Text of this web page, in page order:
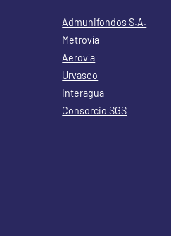
Admunifondos S.A.
Metrovía
Aerovía
Urvaseo
Interagua
Consorcio SGS